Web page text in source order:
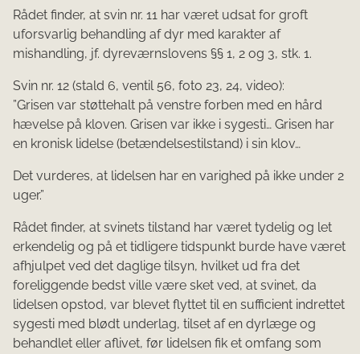
Rådet finder, at svin nr. 11 har været udsat for groft
uforsvarlig behandling af dyr med karakter af
mishandling, jf. dyreværnslovens §§ 1, 2 og 3, stk. 1.
Svin nr. 12 (stald 6, ventil 56, foto 23, 24, video):
”Grisen var støttehalt på venstre forben med en hård
hævelse på kloven. Grisen var ikke i sygesti… Grisen har
en kronisk lidelse (betændelsestilstand) i sin klov…
Det vurderes, at lidelsen har en varighed på ikke under 2
uger.”
Rådet finder, at svinets tilstand har været tydelig og let
erkendelig og på et tidligere tidspunkt burde have været
afhjulpet ved det daglige tilsyn, hvilket ud fra det
foreliggende bedst ville være sket ved, at svinet, da
lidelsen opstod, var blevet flyttet til en sufficient indrettet
sygesti med blødt underlag, tilset af en dyrlæge og
behandlet eller aflivet, før lidelsen fik et omfang som